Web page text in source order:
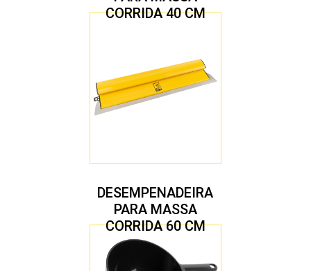
CORRIDA 40 CM
DESEMPENADEIRA
PARA MASSA
CORRIDA 60 CM